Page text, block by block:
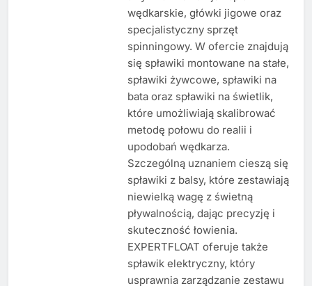
wędkarskie, główki jigowe oraz
specjalistyczny sprzęt
spinningowy. W ofercie znajdują
się spławiki montowane na stałe,
spławiki żywcowe, spławiki na
bata oraz spławiki na świetlik,
które umożliwiają skalibrować
metodę połowu do realii i
upodobań wędkarza.
Szczególną uznaniem cieszą się
spławiki z balsy, które zestawiają
niewielką wagę z świetną
pływalnością, dając precyzję i
skuteczność łowienia.
EXPERTFLOAT oferuje także
spławik elektryczny, który
usprawnia zarządzanie zestawu